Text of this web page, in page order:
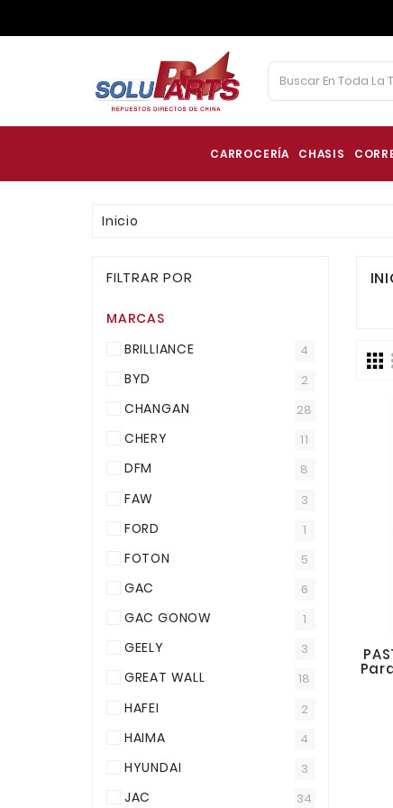
CARROCERÍA CHASIS
Inicio
FILTRAR POR
MARCAS
BRILLIANCE
4
BYD 2
CHANGAN 28
CHERY 11
DFM 8
FAW 3
FORD 1
FOTON 5
GAC 6
GAC GONOW 1
GEELY 3
GREAT WALL 18
HAFEI 2
HAIMA 4
HYUNDAI 3
JAC 34